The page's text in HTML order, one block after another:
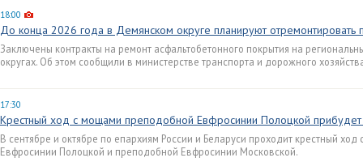
18:00
До конца 2026 года в Демянском округе планируют отремонтировать
Заключены контракты на ремонт асфальтобетонного покрытия на
округах. Об этом сообщили в министерстве транспорта и дорожного
17:30
Крестный ход с мощами преподобной Евфросинии Полоцкой
В сентябре и октябре по епархиям России и Беларуси проходит крестный
Евфросинии Полоцкой и преподобной Евфросинии Московской.